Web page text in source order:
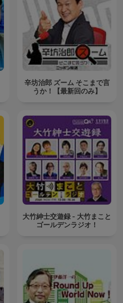
辛坊治郎 ズーム そこまで言
うか！【最新回のみ】
大竹紳士交遊録 - 大竹まこと
ゴールデンラジオ！